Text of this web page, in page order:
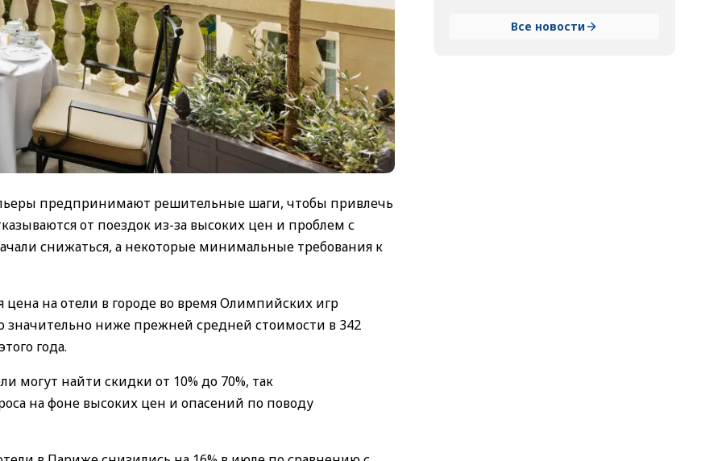
предпринимают решительные шаги, чтобы привлечь
от поездок из-за высоких цен и проблем с
снижаться, а некоторые минимальные требования к
на отели в городе во время Олимпийских игр
значительно ниже прежней средней стоимости в 342
года.
могут найти скидки от 10% до 70%, так
на фоне высоких цен и опасений по поводу
Все новости